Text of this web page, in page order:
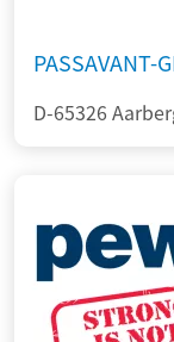
PASSAVANT-
D-65326